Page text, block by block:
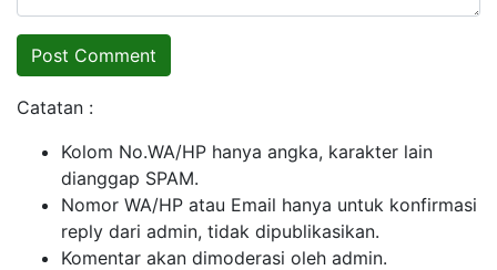
Catatan :
Kolom No.WA/HP hanya angka, karakter lain
dianggap SPAM.
Nomor WA/HP atau Email hanya untuk konfirmasi
reply dari admin, tidak dipublikasikan.
Komentar akan dimoderasi oleh admin.